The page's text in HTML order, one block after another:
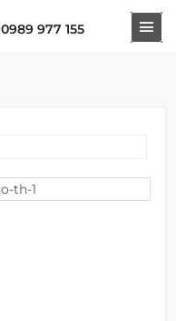
0989 977 155